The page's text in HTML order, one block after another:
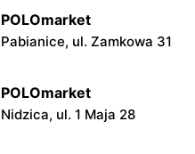
POLOmarket
Pabianice, ul. Zamkowa 31
POLOmarket
Nidzica, ul. 1 Maja 28